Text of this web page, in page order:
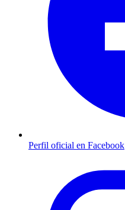
Perfil oficial en Facebook